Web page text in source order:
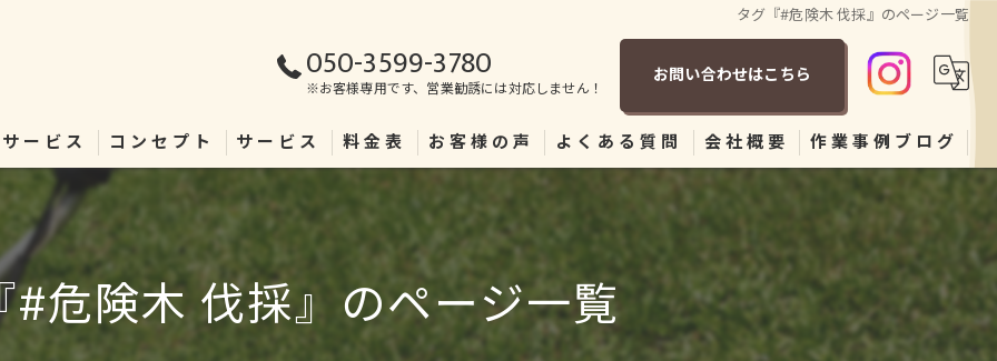
タグ『#危険木 伐採』のページ一覧
050-3599-3780
※お客様専用です、営業勧誘には対応しません！
お問い合わせはこちら
ービス コンセプト サービス 料金表 お客様の声 よくある質問 会社概要 作業事例ブログ
#危険木 伐採』のページ一覧